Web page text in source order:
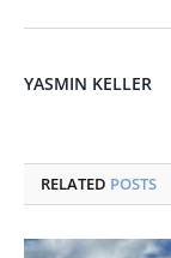
YASMIN KELLER
RELATED POSTS